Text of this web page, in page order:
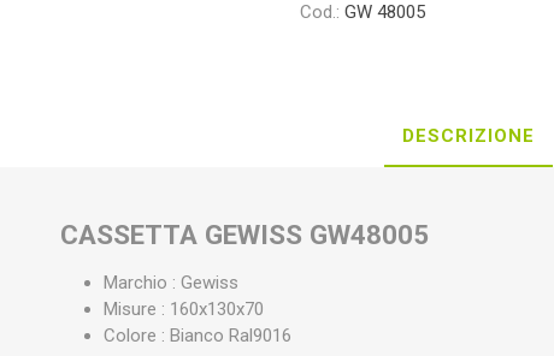
Cod.: GW 48005
DESCRIZIONE
CASSETTA GEWISS GW48005
Marchio : Gewiss
Misure : 160x130x70
Colore : Bianco Ral9016